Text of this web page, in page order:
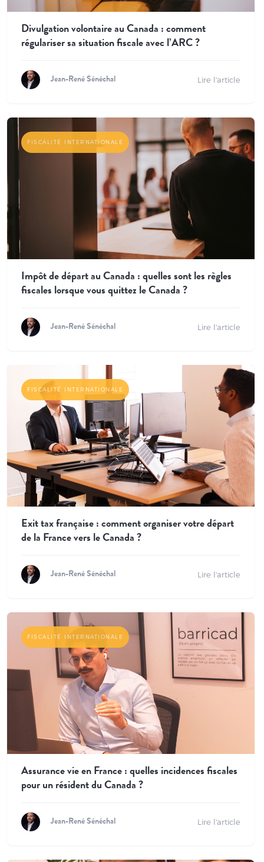
Divulgation volontaire au Canada : comment
régulariser sa situation fiscale avec l’ARC ?
Jean-René Sénéchal Lire l'article
FISCALITÉ INTERNATIONALE
Impôt de départ au Canada : quelles sont les règles
fiscales lorsque vous quittez le Canada ?
Jean-René Sénéchal Lire l'article
FISCALITÉ INTERNATIONALE
Exit tax française : comment organiser votre départ
de la France vers le Canada ?
Jean-René Sénéchal Lire l'article
FISCALITÉ INTERNATIONALE
Assurance vie en France : quelles incidences fiscales
pour un résident du Canada ?
Jean-René Sénéchal Lire l'article